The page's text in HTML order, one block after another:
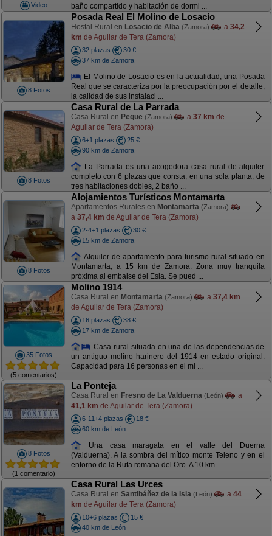
Video
baño compartido y habitación de dormi ...
8 Fotos
Posada Real El Molino de Losacio
Hostal Rural en Losacio de Alba (Zamora) a 34,2
km de Aguilar de Tera (Zamora)
32 plazas
30 €
37 km de Zamora
El Molino de Losacio es en la actualidad, una Posada
Real que se caracteriza por la preocupación por el detalle,
la calidad de sus instalaci ...
8 Fotos
Casa Rural de La Parrada
Casa Rural en Peque (Zamora) a 37 km de
Aguilar de Tera (Zamora)
6+1 plazas
25 €
90 km de Zamora
La Parrada es una acogedora casa rural de alquiler
completo con 6 plazas que consta, en una sola planta, de
tres habitaciones dobles, 2 baño ...
8 Fotos
Alojamientos Turísticos Montamarta
Apartamentos Rurales en Montamarta (Zamora)
a 37,4 km de Aguilar de Tera (Zamora)
2-4+1 plazas
30 €
15 km de Zamora
Alquiler de apartamento para turismo rural situado en
Montamarta, a 15 km de Zamora. Zona muy tranquila
próxima al embalse del Esla. Se pued ...
35 Fotos
(5 comentarios)
Molino 1914
Casa Rural en Montamarta (Zamora) a 37,4 km
de Aguilar de Tera (Zamora)
16 plazas
38 €
17 km de Zamora
Casa rural situada en una de las dependencias de
un antiguo molino harinero del 1914 en estado original.
Capacidad para 16 personas en el mi ...
8 Fotos
(1 comentario)
La Ponteja
Casa Rural en Fresno de La Valduerna (León)
a
41,1 km de Aguilar de Tera (Zamora)
6-11+4 plazas
18 €
60 km de León
Una casa maragata en el valle del Duerna
(Valduerna). A la sombra del mítico monte Teleno y en el
entorno de la Ruta romana del Oro. A 10 km ...
Casa Rural Las Urces
Casa Rural en Santibáñez de la Isla (León) a 44
km de Aguilar de Tera (Zamora)
10+6 plazas
15 €
40 km de León